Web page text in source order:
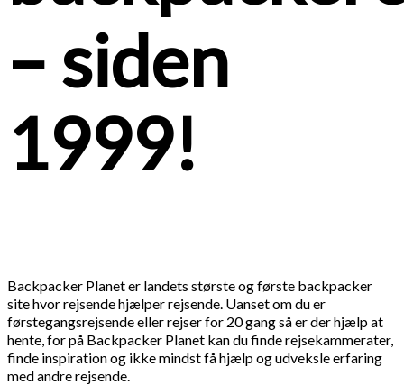
– siden
1999!
Backpacker Planet er landets største og første backpacker
site hvor rejsende hjælper rejsende. Uanset om du er
førstegangsrejsende eller rejser for 20 gang så er der hjælp at
hente, for på Backpacker Planet kan du finde rejsekammerater,
finde inspiration og ikke mindst få hjælp og udveksle erfaring
med andre rejsende.